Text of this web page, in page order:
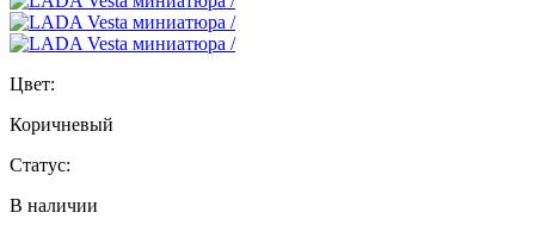
Цвет:
Коричневый
Статус:
В наличии